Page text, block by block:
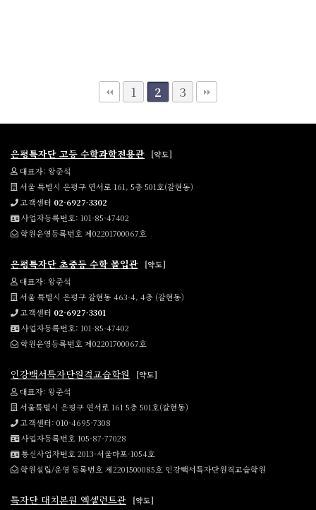
1 2 3
은평특자단 고등 수학과학전용관
[약도]
대표자: 왕준석
서울 특별시 은평구 연서로 161, 5층 501호(갈현동)
고객센터 02-6927-3302
사업자등록번호: 101-85-47402
학원운영등록번호 제02201700067호
은평특자단 초중등 수학 몰입관
[약도]
대표자: 왕준석
서울 특별시 은평구 갈현동 463-4, 4층 (갈현동)
고객센터 02-6927-3301
사업자등록번호: 101-85-47402
학원운영등록번호 제02201700067호
인강백서특자단원격교습학원
[약도]
대표자: 왕준석
서울특별시 은평구 연서로 161 5층 501호(갈현동)
고객센터: 010-4695-7308
사업자등록번호 105-87-77028
통신사업자번호 2013-서울마포-1054호
학원설립/운영 등록번호 제2201500085호 인강백서특자단원격교습학원
특자단 대치본원 엑셀런트관 [약도]